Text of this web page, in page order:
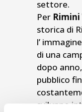
settore.
Per Rimini
storica di
l’
di una
dopo
pubblico
sviluppo